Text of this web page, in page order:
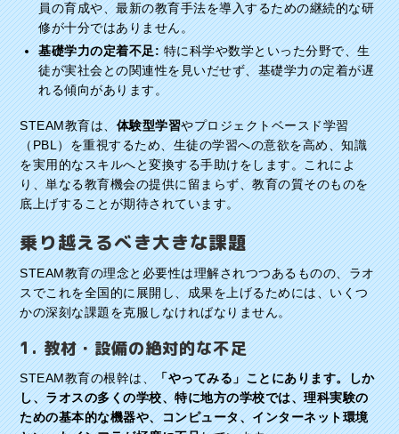
員の育成や、最新の教育手法を導入するための継続的な研
修が十分ではありません。
基礎学力の定着不足:特に科学や数学といった分野で、生
徒が実社会との関連性を見いだせず、基礎学力の定着が遅
れる傾向があります。
STEAM教育は、体験型学習やプロジェクトベースド学習
（PBL）を重視するため、生徒の学習への意欲を高め、知識
を実用的なスキルへと変換する手助けをします。これによ
り、単なる教育機会の提供に留まらず、教育の質そのものを
底上げすることが期待されています。
乗り越えるべき大きな課題
STEAM教育の理念と必要性は理解されつつあるものの、ラオ
スでこれを全国的に展開し、成果を上げるためには、いくつ
かの深刻な課題を克服しなければなりません。
1. 教材・設備の絶対的な不足
STEAM教育の根幹は、「やってみる」ことにあります。しか
し、ラオスの多くの学校、特に地方の学校では、理科実験の
ための基本的な機器や、コンピュータ、インターネット環境